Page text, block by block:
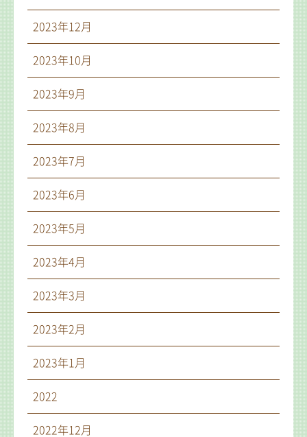
2023年12月
2023年10月
2023年9月
2023年8月
2023年7月
2023年6月
2023年5月
2023年4月
2023年3月
2023年2月
2023年1月
2022
2022年12月